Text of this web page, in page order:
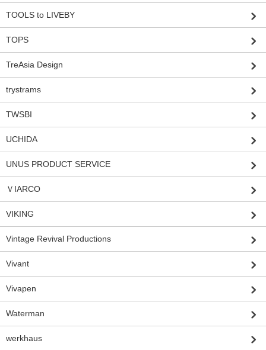
TOOLS to LIVEBY
TOPS
TreAsia Design
trystrams
TWSBI
UCHIDA
UNUS PRODUCT SERVICE
ＶIARCO
VIKING
Vintage Revival Productions
Vivant
Vivapen
Waterman
werkhaus